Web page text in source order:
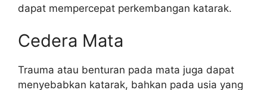
dapat mempercepat perkembangan katarak.
Cedera Mata
Trauma atau benturan pada mata juga dapat
menyebabkan katarak, bahkan pada usia yang